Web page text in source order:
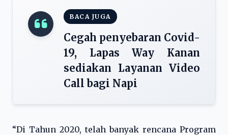
BACA JUGA
Cegah penyebaran Covid-
19, Lapas Way Kanan
sediakan Layanan Video
Call bagi Napi
“Di Tahun 2020, telah banyak rencana Program